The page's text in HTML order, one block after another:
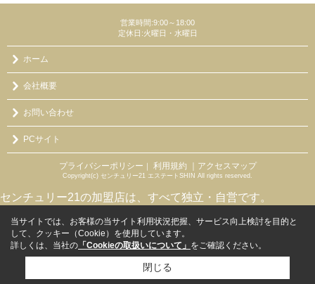
営業時間:9:00～18:00
定休日:火曜日・水曜日
ホーム
会社概要
お問い合わせ
PCサイト
プライバシーポリシー ｜ 利用規約 ｜アクセスマップ
Copyright(c) センチュリー21 エステートSHIN All rights reserved.
センチュリー21の加盟店は、すべて独立・自営です。
当サイトでは、お客様の当サイト利用状況把握、サービス向上検討を目的と
して、クッキー（Cookie）を使用しています。
詳しくは、当社の 「Cookieの取扱いについて」 をご確認ください。
閉じる